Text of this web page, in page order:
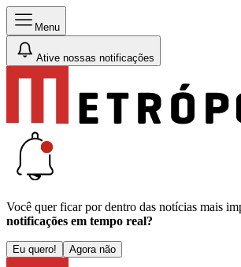
Menu
Ative nossas notificações
Você quer ficar por dentro das notícias mais
notificações em tempo real?
Eu quero! Agora não